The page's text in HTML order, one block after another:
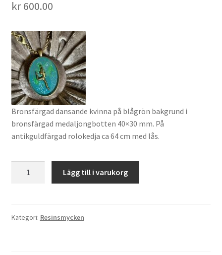
kr600.00
Bronsfärgad dansande kvinna på blågrön bakgrund i
bronsfärgad medaljongbotten 40×30 mm. På
antikguldfärgad rolokedja ca 64 cm med lås.
Lägg till i varukorg
Kategori: Resinsmycken